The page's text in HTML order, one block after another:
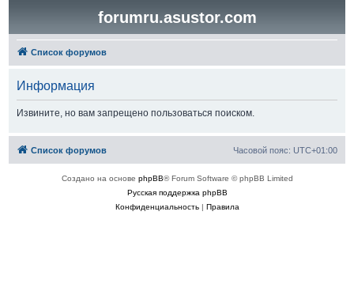
forumru.asustor.com
Список форумов
Информация
Извините, но вам запрещено пользоваться поиском.
Список форумов Часовой пояс: UTC+01:00
Создано на основе phpBB® Forum Software © phpBB Limited
Русская поддержка phpBB
Конфиденциальность| Правила